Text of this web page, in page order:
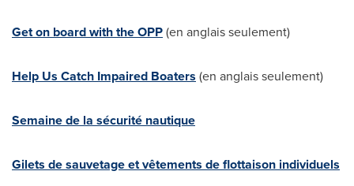
Get on board with the OPP(en anglais seulement)
Help Us Catch Impaired Boaters (en anglais seulement)
Semaine de la sécurité nautique
Gilets de sauvetage et vêtements de flottaison individuels